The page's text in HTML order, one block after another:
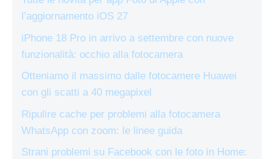
l’aggiornamento iOS 27
iPhone 18 Pro in arrivo a settembre con nuove
funzionalità: occhio alla fotocamera
Otteniamo il massimo dalle fotocamere Huawei
con gli scatti a 40 megapixel
Ripulire cache per problemi alla fotocamera
WhatsApp con zoom: le linee guida
Strani problemi su Facebook con le foto in Home: